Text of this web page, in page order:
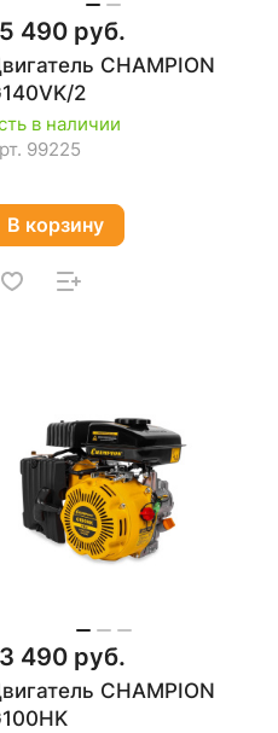
490 руб.
CHAMPION
2
в наличии
99225
В корзину
490 руб.
CHAMPION